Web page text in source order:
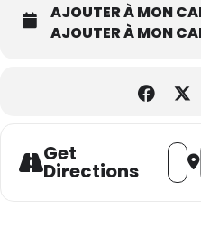
AJOUTER À MON
AJOUTER À MON
Get
Directions